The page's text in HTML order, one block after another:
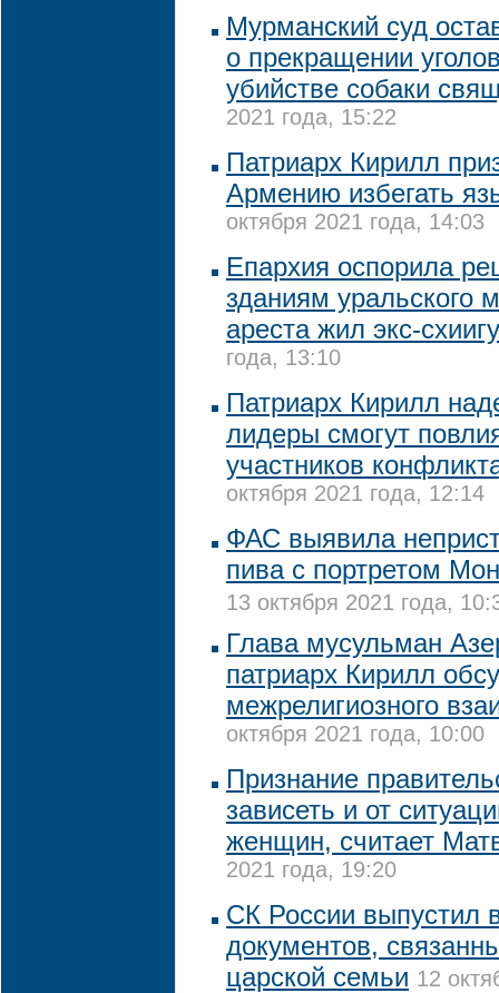
Мурманский суд
о прекращении
убийстве собаки
2021 года, 15:22
Патриарх Кирилл
Армению избегать
октября 2021 года, 14:03
Епархия оспорила
зданиям уральского
ареста жил экс-
года, 13:10
Патриарх Кирилл
лидеры смогут
участников
октября 2021 года, 12:14
ФАС выявила
пива с портретом
13 октября 2021 года,
Глава мусульман
патриарх Кирилл
межрелигиозного
октября 2021 года, 10:00
Признание
зависеть и от
женщин, считает
2021 года, 19:20
СК России выпустил
документов,
царской семьи 12